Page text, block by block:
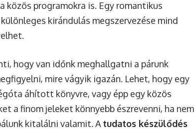
közös programokra is. Egy romantikus
kirándulás megszervezése mind
hogy van időnk meghallgatni a párunk
mire vágyik igazán. Lehet, hogy egy
áhított könyvre, vagy épp egy közös
a finom jeleket könnyebb észrevenni, ha nem
kitalálni valamit. A tudatos készülődés